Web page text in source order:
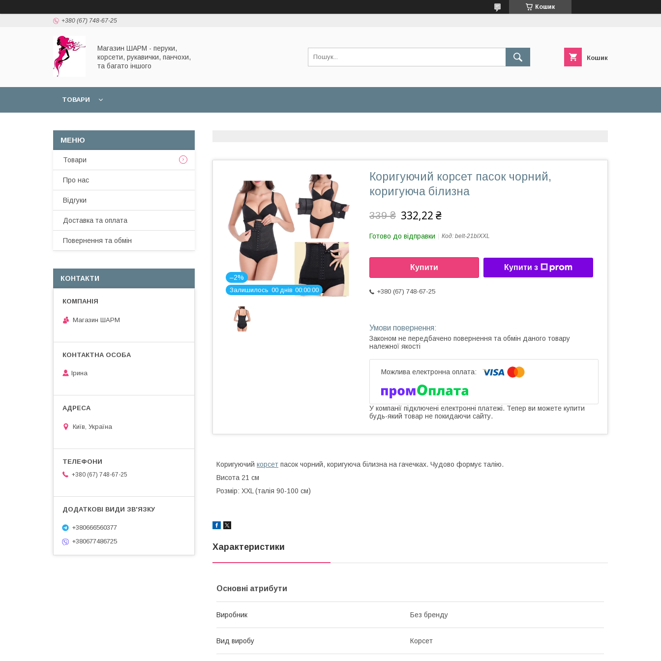
Кошик
+380 (67) 748-67-25
Магазин ШАРМ - перуки,
корсети, рукавички, панчохи,
та багато іншого
Кошик
ТОВАРИ
–2%
Залишилось 00 днів 00 00 00
Коригуючий корсет пасок чорний,
коригуюча білизна
339 ₴ 332,22 ₴
Готово до відправки Код: belt-21blXXL
Купити Купити з
+380 (67) 748-67-25
Законом не передбачено повернення та обмін даного товару
належної якості
У компанії підключені електронні платежі. Тепер ви можете купити
будь-який товар не покидаючи сайту.
Коригуючий корсет пасок чорний, коригуюча білизна на гачечках. Чудово формує талію.
Висота 21 см
Розмір: XXL (талія 90-100 см)
Характеристики
Основні атрибути
Виробник Без бренду
Вид виробу Корсет
Товари
Про нас
Відгуки
Доставка та оплата
Повернення та обмін
КОНТАКТИ
Магазин ШАРМ
Ірина
Київ, Україна
+380 (67) 748-67-25
+380666560377
+380677486725